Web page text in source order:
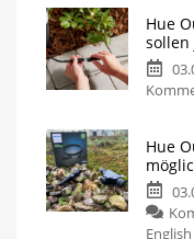
Hue
sollen
Hue
English